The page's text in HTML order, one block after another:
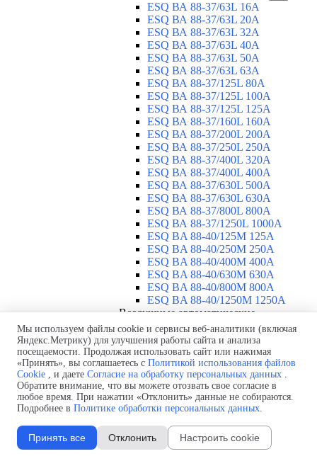
ESQ ВА 88-37/63L 16A
ESQ ВА 88-37/63L 20A
ESQ ВА 88-37/63L 32A
ESQ ВА 88-37/63L 40A
ESQ ВА 88-37/63L 50A
ESQ ВА 88-37/63L 63A
ESQ ВА 88-37/125L 80A
ESQ ВА 88-37/125L 100A
ESQ ВА 88-37/125L 125A
ESQ ВА 88-37/160L 160A
ESQ ВА 88-37/200L 200A
ESQ ВА 88-37/250L 250A
ESQ ВА 88-37/400L 320A
ESQ ВА 88-37/400L 400A
ESQ ВА 88-37/630L 500A
ESQ ВА 88-37/630L 630A
ESQ ВА 88-37/800L 800A
ESQ ВА 88-37/1250L 1000A
ESQ BA 88-40/125M 125A
ESQ BA 88-40/250M 250A
ESQ BA 88-40/400M 400A
ESQ BA 88-40/630М 630A
ESQ BA 88-40/800M 800A
ESQ BA 88-40/1250М 1250A
Воздушные автоматические
выключатели
▼
ESQ ВА99-40B 3F M2C2S2 M
2500A
ESQ ВА99-40A 3F M2C2S2 М
800A
ESQ ВА99-40A 3F M2C2S2 М
630A
ESQ ВА99-40A 3F M2C2S2 М
2000A
ESQ ВА99-40A 3F M2C2S2 М
Мы используем файлы cookie и сервисы веб-аналитики (включая
Яндекс.Метрику) для улучшения работы сайта и анализа
посещаемости. Продолжая использовать сайт или нажимая
«Принять», вы соглашаетесь с Политикой использования файлов
Cookie , и даете Согласие на обработку персональных данных .
Обратите внимание, что вы можете отозвать свое согласие в
любое время. При нажатии «Отклонить» данные не собираются.
Подробнее в Политике обработки персональных данных.
Принять все Отклонить Настроить cookie